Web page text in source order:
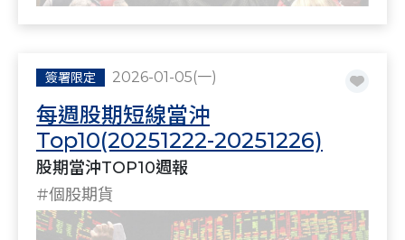
簽署限定 2026-01-05(一)
每週股期短線當沖
Top10(20251222-20251226)
股期當沖TOP10週報
#個股期貨